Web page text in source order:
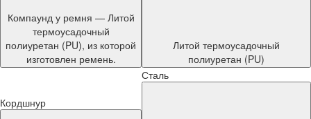
Компаунд у ремня — Литой
термоусадочный
полиуретан (PU), из которой
изготовлен ремень.
Литой термоусадочный
полиуретан (PU)
Кордшнур
Сталь